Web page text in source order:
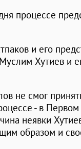
процессе
и его
Хутиев и
не смог
- в
неявки
образом и